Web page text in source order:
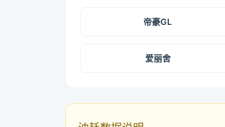
帝豪GL
爱丽舍